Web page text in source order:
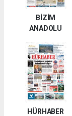
BİZİM
ANADOLU
HÜRHABER